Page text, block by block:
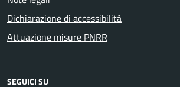
Dichiarazione di accessibilità
Attuazione misure PNRR
SEGUICI SU